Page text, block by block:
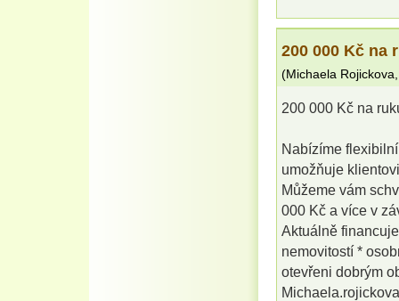
200 000 Kč na
(Michaela Rojickova
200 000 Kč na
Nabízíme
umožňuje
Můžeme vám
000 Kč a více v
Aktuálně
nemovitostí *
otevřeni dobrým